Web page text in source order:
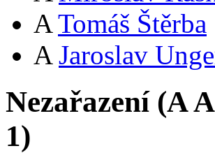
A Tomáš Štěrba
A Jaroslav
Nezařazení (A
1)